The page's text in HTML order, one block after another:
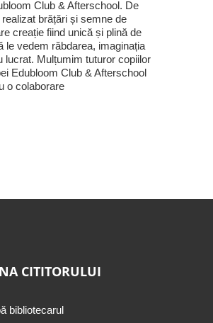
Club & Afterschool. De
brățări și semne de
creație fiind unică și plină de
le vedem răbdarea, imaginația
lucrat. Mulțumim tuturor copiilor
Edubloom Club & Afterschool
o colaborare
CITITORULUI
bibliotecarul